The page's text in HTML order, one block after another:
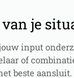
je
input
of
beste